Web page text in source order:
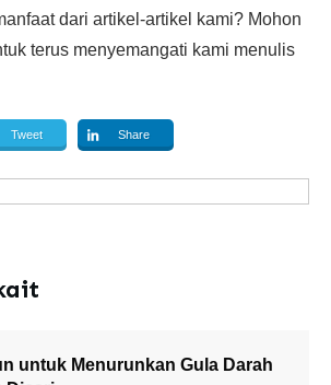
dari artikel-artikel kami? Mohon
terus menyemangati kami menulis
Tweet Share
untuk Menurunkan Gula Darah